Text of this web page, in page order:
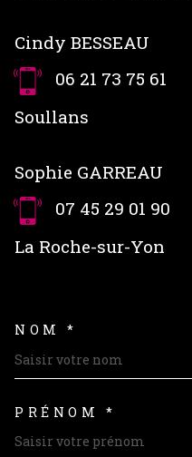
Cindy BESSEAU
06 21 73 75 61
Soullans
Sophie GARREAU
07 45 29 01 90
La Roche-sur-Yon
NOM *
PRÉNOM *